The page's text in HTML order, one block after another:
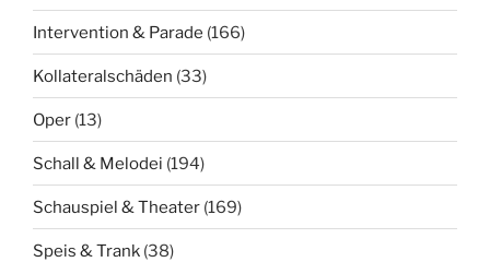
Intervention & Parade (166)
Kollateralschäden (33)
Oper (13)
Schall & Melodei (194)
Schauspiel & Theater (169)
Speis & Trank (38)